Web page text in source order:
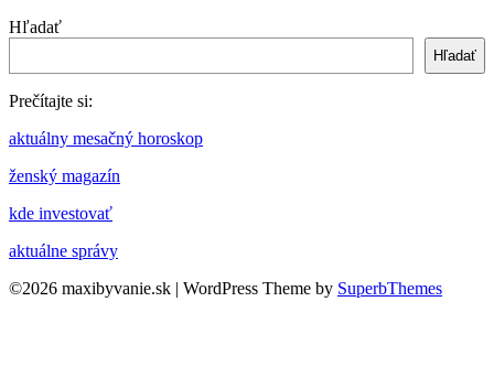
Hľadať
Hľadať
Prečítajte si:
aktuálny mesačný horoskop
ženský magazín
kde investovať
aktuálne správy
©2026 maxibyvanie.sk | WordPress Theme by SuperbThemes